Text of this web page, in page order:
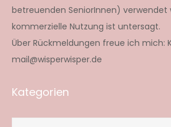
betreuenden SeniorInnen) verwendet
kommerzielle Nutzung ist untersagt.
Über Rückmeldungen freue ich mich:
mail@wisperwisper.de
Kategorien